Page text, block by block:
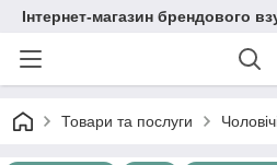
Інтернет-магазин брендового
Товари та послуги